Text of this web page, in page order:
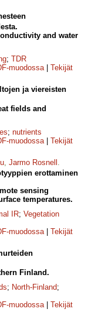
and water
; TDR
muodossa| Tekijät
ja viereisten
fields and
; nutrients
muodossa| Tekijät
, Jarmo Rosnell .
erottaminen
sensing
temperatures.
IR; Vegetation
muodossa| Tekijät
Finland.
; North-Finland;
muodossa| Tekijät